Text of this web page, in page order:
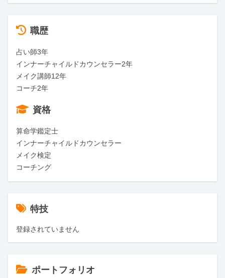
職歴
占い師3年
インナーチャイルドカウンセラー2年
メイク講師12年
コーチ2年
資格
算命学鑑定士
インナーチャイルドカウンセラー
メイク検定
コーチング
特技
登録されていません
ポートフォリオ